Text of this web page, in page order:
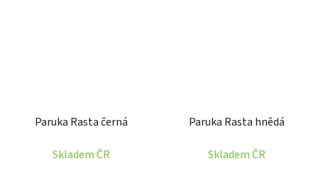
Paruka Rasta černá
Skladem ČR
Paruka Rasta hnědá
Skladem ČR